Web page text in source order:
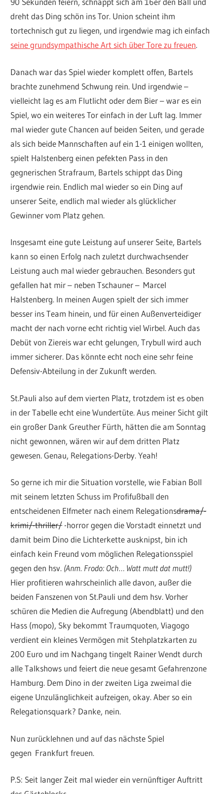
dreht das Ding schön ins Tor. Union scheint ihm
tortechnisch gut zu liegen, und irgendwie mag ich einfach
seine grundsympathische Art sich über Tore zu freuen.
Danach war das Spiel wieder komplett offen, Bartels
brachte zunehmend Schwung rein. Und irgendwie –
vielleicht lag es am Flutlicht oder dem Bier – war es ein
Spiel, wo ein weiteres Tor einfach in der Luft lag. Immer
mal wieder gute Chancen auf beiden Seiten, und gerade
als sich beide Mannschaften auf ein 1-1 einigen wollten,
spielt Halstenberg einen pefekten Pass in den
gegnerischen Strafraum, Bartels schippt das Ding
irgendwie rein. Endlich mal wieder so ein Ding auf
unserer Seite, endlich mal wieder als glücklicher
Gewinner vom Platz gehen.
Insgesamt eine gute Leistung auf unserer Seite, Bartels
kann so einen Erfolg nach zuletzt durchwachsender
Leistung auch mal wieder gebrauchen. Besonders gut
gefallen hat mir – neben Tschauner – Marcel
Halstenberg. In meinen Augen spielt der sich immer
besser ins Team hinein, und für einen Außenverteidiger
macht der nach vorne echt richtig viel Wirbel. Auch das
Debüt von Ziereis war echt gelungen, Trybull wird auch
immer sicherer. Das könnte echt noch eine sehr feine
Defensiv-Abteilung in der Zukunft werden.
St.Pauli also auf dem vierten Platz, trotzdem ist es oben
in der Tabelle echt eine Wundertüte. Aus meiner Sicht gilt
ein großer Dank Greuther Fürth, hätten die am Sonntag
nicht gewonnen, wären wir auf dem dritten Platz
gewesen. Genau, Relegations-Derby. Yeah!
So gerne ich mir die Situation vorstelle, wie Fabian Boll
mit seinem letzten Schuss im Profifußball den
entscheidenen Elfmeter nach einem Relegationsdrama/-
krimi/-thriller/-horror gegen die Vorstadt einnetzt und
damit beim Dino die Lichterkette ausknipst, bin ich
einfach kein Freund vom möglichen Relegationsspiel
gegen den hsv. (Anm. Frodo: Och… Watt mutt dat mutt!)
Hier profitieren wahrscheinlich alle davon, außer die
beiden Fanszenen von St.Pauli und dem hsv. Vorher
schüren die Medien die Aufregung (Abendblatt) und den
Hass (mopo), Sky bekommt Traumquoten, Viagogo
verdient ein kleines Vermögen mit Stehplatzkarten zu
200 Euro und im Nachgang tingelt Rainer Wendt durch
alle Talkshows und feiert die neue gesamt Gefahrenzone
Hamburg. Dem Dino in der zweiten Liga zweimal die
eigene Unzulänglichkeit aufzeigen, okay. Aber so ein
Relegationsquark? Danke, nein.
Nun zurücklehnen und auf das nächste Spiel
gegen Frankfurt freuen.
P.S: Seit langer Zeit mal wieder ein vernünftiger Auftritt